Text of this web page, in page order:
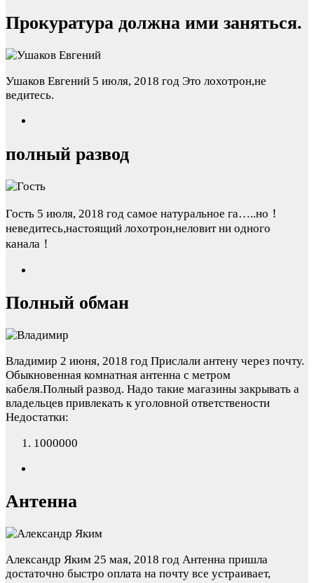
Прокуратура должна ими заняться.
Ушаков Евгений 5 июля, 2018 год Это лохотрон,не
ведитесь.
полный развод
Гость 5 июля, 2018 год самое натуральное га…..но！
неведитесь,настоящий лохотрон,неловит ни одного
канала！
Полный обман
Владимир 2 июня, 2018 год Прислали антену через почту.
Обыкновенная комнатная антенна с метром
кабеля.Полный развод. Надо такие магазины закрывать а
владельцев привлекать к уголовной ответствености
Недостатки:
1000000
Антенна
Александр Яким 25 мая, 2018 год Антенна пришла
достаточно быстро оплата на почту все устраивает,